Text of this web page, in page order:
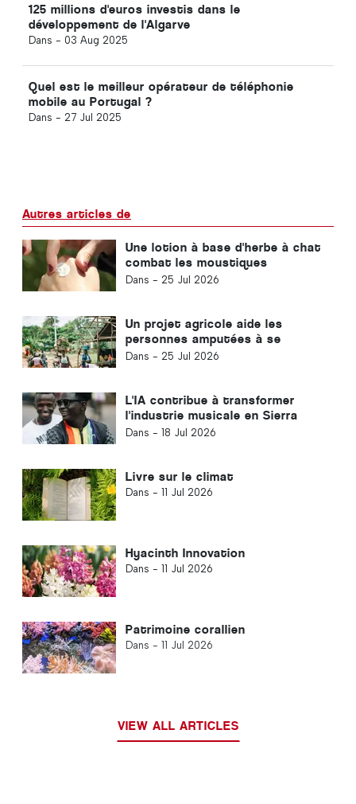
125 millions d'euros investis dans le
développement de l'Algarve
Dans - 03 Aug 2025
Quel est le meilleur opérateur de téléphonie
mobile au Portugal ?
Dans - 27 Jul 2025
Autres articles de
Une lotion à base d'herbe à chat
combat les moustiques
vecteurs du paludisme
Dans - 25 Jul 2026
Un projet agricole aide les
personnes amputées à se
reconstruire une vie
Dans - 25 Jul 2026
L'IA contribue à transformer
l'industrie musicale en Sierra
Leone
Dans - 18 Jul 2026
Livre sur le climat
Dans - 11 Jul 2026
Hyacinth Innovation
Dans - 11 Jul 2026
Patrimoine corallien
Dans - 11 Jul 2026
VIEW ALL ARTICLES